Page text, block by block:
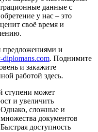
данные с
у нас – это
своё время и
предложениями и
diplomans.com. Поднимите
и закажите
работой здесь.
ступени может
и увеличить
Однако, сложные и
документов
доступность